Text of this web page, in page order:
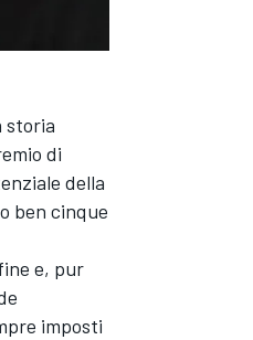
storia
di
della
ben cinque
e, pur
imposti